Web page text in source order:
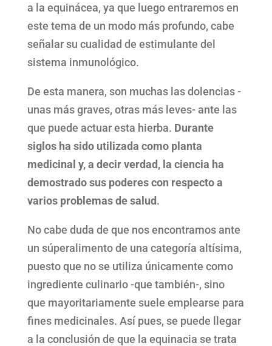
a la equinácea, ya que luego entraremos en
este tema de un modo más profundo, cabe
señalar su cualidad de estimulante del
sistema inmunológico.
De esta manera, son muchas las dolencias -
unas más graves, otras más leves- ante las
que puede actuar esta hierba. Durante
siglos ha sido utilizada como planta
medicinal y, a decir verdad, la ciencia ha
demostrado sus poderes con respecto a
varios problemas de salud.
No cabe duda de que nos encontramos ante
un súperalimento de una categoría altísima,
puesto que no se utiliza únicamente como
ingrediente culinario -que también-, sino
que mayoritariamente suele emplearse para
fines medicinales. Así pues, se puede llegar
a la conclusión de que la equinacia se trata